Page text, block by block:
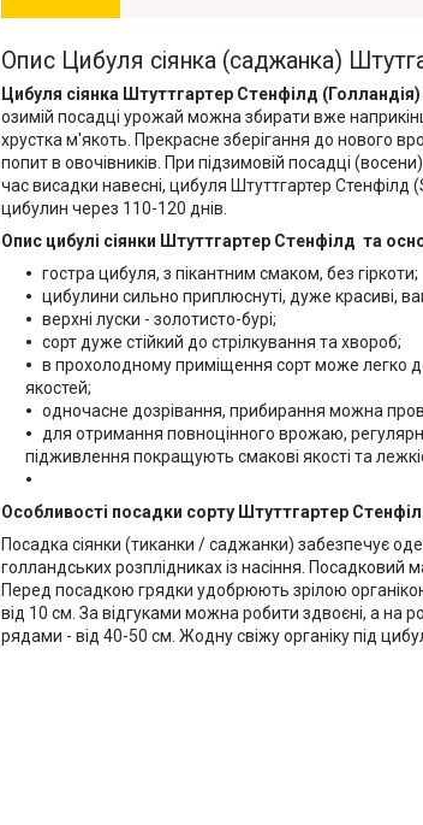
Опис Цибуля сіянка (саджанка)
Цибуля сіянка Штуттгартер Стенфілд (Голландія)
озимій посадці урожай можна збирати вже
хрустка м'якоть. Прекрасне зберігання до нового
попит в овочівників. При підзимовій посадці
час висадки навесні, цибуля Штуттгартер
цибулин через 110-120 днів.
Опис цибулі сіянки Штуттгартер Стенфілд та
гостра цибуля, з пікантним смаком, без гіркоти;
цибулини сильно приплюснуті, дуже красиві,
верхні луски - золотисто-бурі;
сорт дуже стійкий до стрілкування та хвороб;
в прохолодному приміщення сорт може легко
якостей;
одночасне дозрівання, прибирання можна
для отримання повноцінного врожаю,
підживлення покращують смакові якості та
Особливості посадки сорту Штуттгартер
Посадка сіянки (тиканки / саджанки) забезпечує
голландських розплідниках із насіння. Посадковий
Перед посадкою грядки удобрюють зрілою
від 10 см. За відгуками можна робити здвоєні, а на
рядами - від 40-50 см. Жодну свіжу органіку під